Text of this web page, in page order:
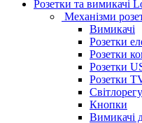
Розетки та вимикачі
Механізми
Вимикачі
Розетки
Розетки
Розетки
Розетки
Кнопки
Вимикачі